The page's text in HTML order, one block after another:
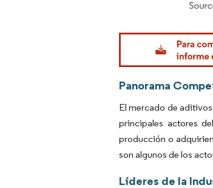
Imagen © Mordor
Panorama
El mercado de
principales actores
producción o
son algunos de los
Líderes de la